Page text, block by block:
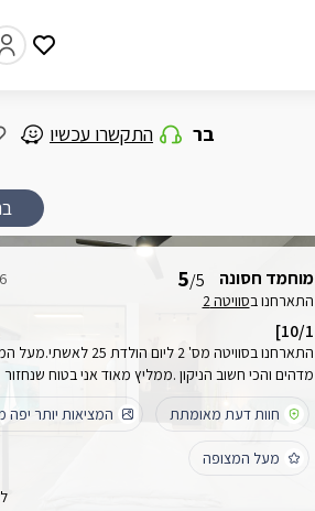
בר התקשרו עכשיו
מוחמד חסונה 5/5
התארחנו בסוויטה 2
10/1]
התארחנו בסוויטה מס' 2 ליום הולדת
מדהים והכי חשוב הניקון .ממליץ מאוד אני בטוח שנחזור
חוות דעת מאומתת
המציאות יותר יפה
מעל המצופה